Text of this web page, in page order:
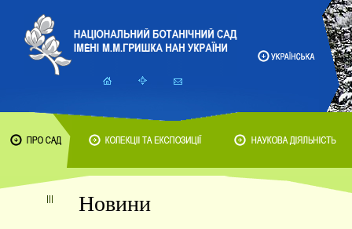
Новини